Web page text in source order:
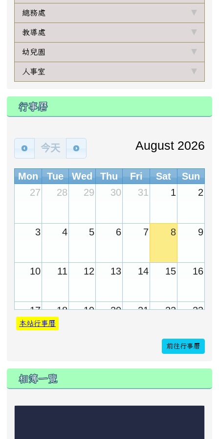
總務處
教導處
幼兒園
人事室
行事曆
今天 August 2026
Mon Tue Wed Thu Fri Sat
Sun
27
28 29 30 31 1 2
3 4 5 6 7 8 9
10 11 12 13 14 15 16
17 18 19 20 21 22 23
29 30
31 1 2 3 4 5 6
本站行事曆
前往行事曆
相簿一覽